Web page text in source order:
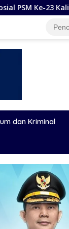
Selatan
dan Kriminal